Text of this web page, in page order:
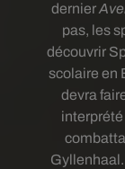
dernier
pas, les
découvrir
scolaire en
devra